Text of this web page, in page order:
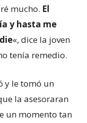
mucho. El
y hasta me
«, dice la joven
tenía remedio.
y le tomó un
la asesoraran
un momento tan